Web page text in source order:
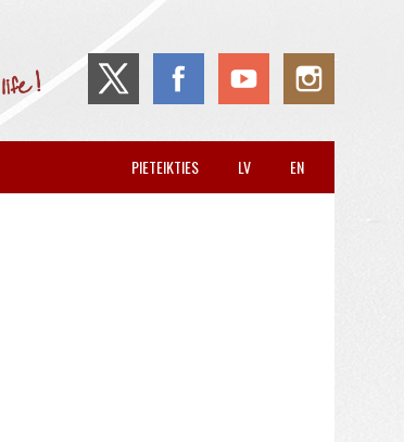
EN
LV
PIETEIKTIES